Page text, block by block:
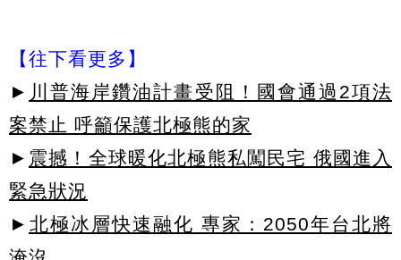
【往下看更多】
► 川普海岸鑽油計畫受阻！國會通過2項法
案禁止 呼籲保護北極熊的家
► 震撼！全球暖化北極熊私闖民宅 俄國進入
緊急狀況
► 北極冰層快速融化 專家：2050年台北將